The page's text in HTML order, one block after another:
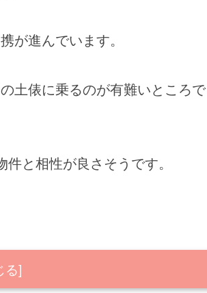
が進んでいます。
土俵に乗るのが有難いところで
と相性が良さそうです。